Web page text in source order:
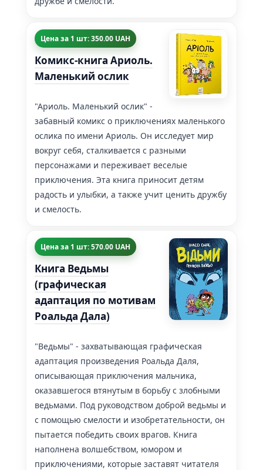
Цена за 1 шт: 350.00 UAH
Комикс-книга Ариоль.
Маленький ослик
"Ариоль. Маленький ослик" -
забавный комикс о приключениях маленького
ослика по имени Ариоль. Он исследует мир
вокруг себя, сталкивается с разными
персонажами и переживает веселые
приключения. Эта книга приносит детям
радость и улыбки, а также учит ценить дружбу
и смелость.
Цена за 1 шт: 570.00 UAH
Книга Ведьмы
(графическая
адаптация по мотивам
Роальда Дала)
"Ведьмы" - захватывающая графическая
адаптация произведения Роальда Даля,
описывающая приключения мальчика,
оказавшегося втянутым в борьбу с злобными
ведьмами. Под руководством доброй ведьмы и
с помощью смелости и изобретательности, он
пытается победить своих врагов. Книга
наполнена волшебством, юмором и
приключениями, которые заставят читателя